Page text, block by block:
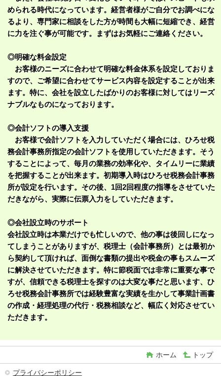
められる時代になっています。経営者様がご自分でお調べにな
るより、専門家に相談をした方が時間も大幅に短縮でき、経営
に力を注ぐ事が可能です。まずはお気軽にご連絡ください。
◎明確な料金設定
お客様のニーズに合わせて明確な料金体系を設定しておりま
すので、ご希望に合わせてサービス内容を設定することが出来
ます。特に、会社を設立したばかりのお客様に対してはリーズ
ナブルなものになっております。
◎会計ソフトの導入支援
お客様で会計ソフトを入力していただく場合には、ひろせ税
務会計事務所指定の会計ソフトを使用していただきます。そう
することによって、毎月の業務の効率化や、タイムリーに業績
を把握することが出来ます。初期導入時はひろせ税務会計事務
所が設定を行います。その後、1回2回程度の指導をさせていた
だきながら、実際に伝票入力をしていただきます。
◎会社設立時のサポート
会社設立時は本業だけでも忙しいので、他の事は後回しになっ
てしまうことがありますが、税理士（会計事務所）とは最初か
ら契約して頂ければ、面倒な書類の提出や税金の事もスムーズ
に解決させていただきます。特に節税面では非常に重要な事で
すが、信頼できる税理士を探すのは大変な事だと思います、ひ
ろせ税務会計事務所では経験豊富な実績を生かして事業計画書
の作成・経理処理の代行・税務相談など、幅広く対応させてい
ただきます。
ホーム トップ
プライバシーポリシー